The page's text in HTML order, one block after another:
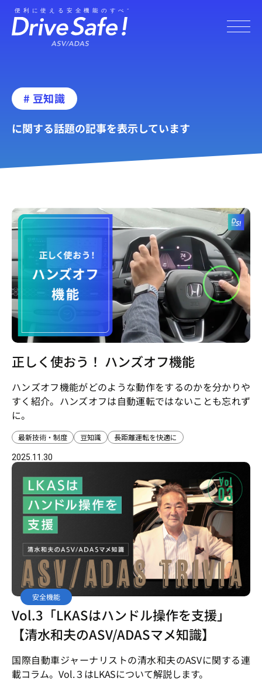
# 豆知識
に関する話題の記事を表示しています
正しく使おう！ ハンズオフ機能
ハンズオフ機能がどのような動作をするのかを分かりや
すく紹介。ハンズオフは自動運転ではないことも忘れず
に。
最新技術・制度 豆知識 長距離運転を快適に
2025.11.30
安全機能
Vol.3「LKASはハンドル操作を支援」
【清水和夫のASV/ADASマメ知識】
国際自動車ジャーナリストの清水和夫のASVに関する連
載コラム。Vol.３はLKASについて解説します。